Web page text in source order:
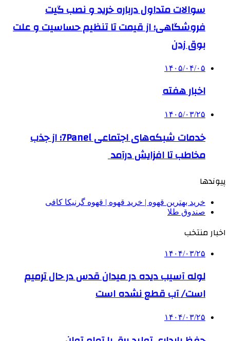
سوالات متداول درباره خرید و نصب گیت
فروشگاهی؛ از قیمت تا تنظیم حساسیت و علت
بوق زدن
۱۴۰۵/۰۴/۰۵
اخبار هفته
۱۴۰۵/۰۳/۲۵
خدمات شبکه‌های اجتماعی 7Panel؛ از جذب
مخاطب تا افزایش درآمد
پیوندها
خرید بهترین قهوه | خرید قهوه | قهوه گرنیکا کافی
صندوق طلا
اخبار منتخب
۱۴۰۴/۰۳/۲۵
لوله آسیب دیده در میدان قدس در حال ترمیم
است/ آب قطع نشده است
۱۴۰۴/۰۳/۲۵